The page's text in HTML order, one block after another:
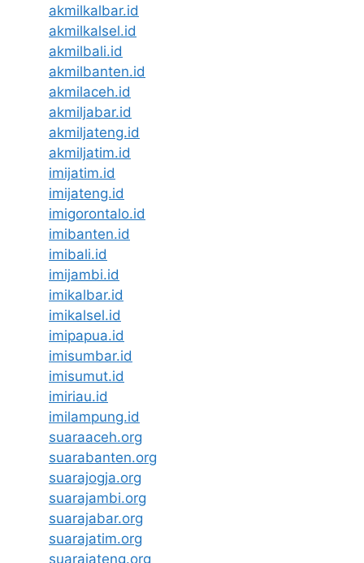
akmilkalbar.id
akmilkalsel.id
akmilbali.id
akmilbanten.id
akmilaceh.id
akmiljabar.id
akmiljateng.id
akmiljatim.id
imijatim.id
imijateng.id
imigorontalo.id
imibanten.id
imibali.id
imijambi.id
imikalbar.id
imikalsel.id
imipapua.id
imisumbar.id
imisumut.id
imiriau.id
imilampung.id
suaraaceh.org
suarabanten.org
suarajogja.org
suarajambi.org
suarajabar.org
suarajatim.org
suarajateng.org